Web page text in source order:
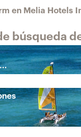
en Melia Hotels
búsqueda